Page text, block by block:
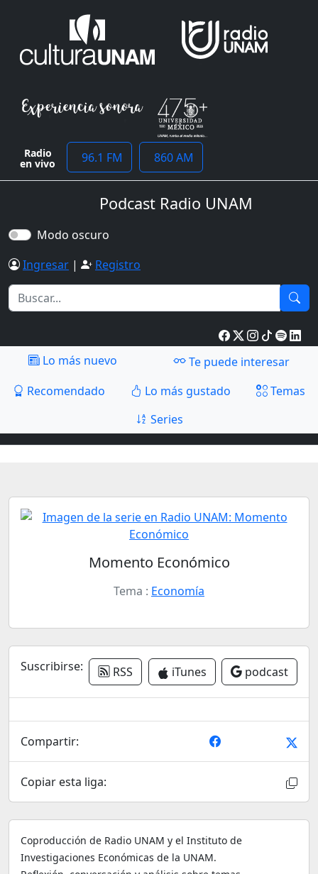
Radio
en vivo 96.1 FM 860 AM
Podcast Radio UNAM
Modo oscuro
Ingresar | Registro
Lo más nuevo
Te puede interesar
Recomendado
Lo más gustado
Temas
Series
Momento Económico
Tema : Economía
Suscribirse: RSS iTunes podcast
Compartir:
Copiar esta liga:
Coproducción de Radio UNAM y el Instituto de
Investigaciones Económicas de la UNAM.